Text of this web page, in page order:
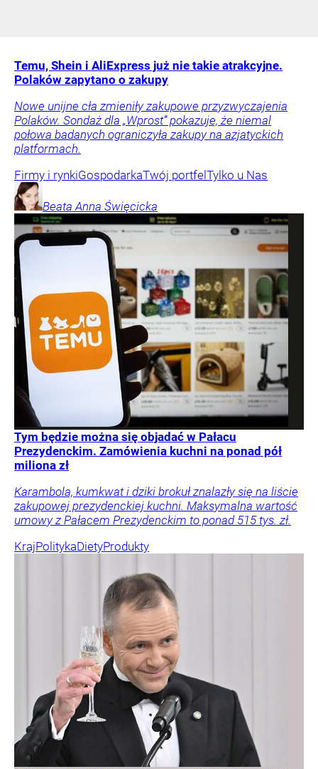
Temu, Shein i AliExpress już nie takie atrakcyjne.
Polaków zapytano o zakupy
Nowe unijne cła zmieniły zakupowe przyzwyczajenia
Polaków. Sondaż dla „Wprost” pokazuje, że niemal
połowa badanych ograniczyła zakupy na azjatyckich
platformach.
Firmy i rynkiGospodarkaTwój portfel Tylko u Nas
Beata Anna Święcicka
Tym będzie można się objadać w Pałacu
Prezydenckim. Zamówienia kuchni na ponad pół
miliona zł
Karambola, kumkwat i dziki brokuł znalazły się na liście
zakupowej prezydenckiej kuchni. Maksymalna wartość
umowy z Pałacem Prezydenckim to ponad 515 tys. zł.
KrajPolitykaDietyProdukty